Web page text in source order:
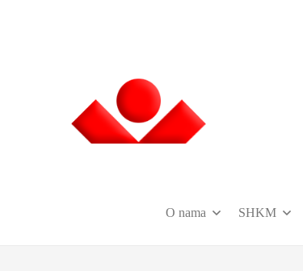
O nama SHKM